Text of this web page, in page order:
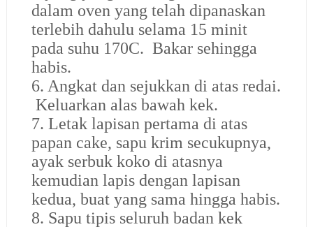
dalam oven yang telah dipanaskan
terlebih dahulu selama 15 minit
pada suhu 170C. Bakar sehingga
habis.
6. Angkat dan sejukkan di atas redai.
Keluarkan alas bawah kek.
7. Letak lapisan pertama di atas
papan cake, sapu krim secukupnya,
ayak serbuk koko di atasnya
kemudian lapis dengan lapisan
kedua, buat yang sama hingga habis.
8. Sapu tipis seluruh badan kek